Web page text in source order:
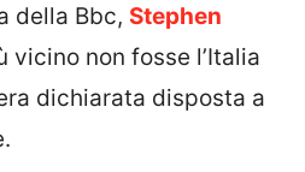
della Bbc, Stephen
vicino non fosse l’Italia
dichiarata disposta a